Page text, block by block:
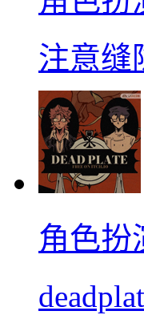
注意缝
角色扮